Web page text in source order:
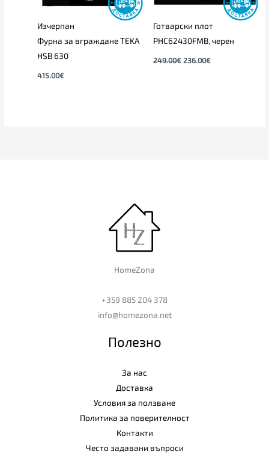
Изчерпан
Фурна за вграждане TEKA
HSB 630
415.00€
Готварски плот
PHC62430FMB, черен
249.00€ 236.00€
HomeZona
+359 885 204 378
info@homezona.net
Полезно
За нас
Доставка
Условия за ползване
Политика за поверителност
Контакти
Често задавани въпроси